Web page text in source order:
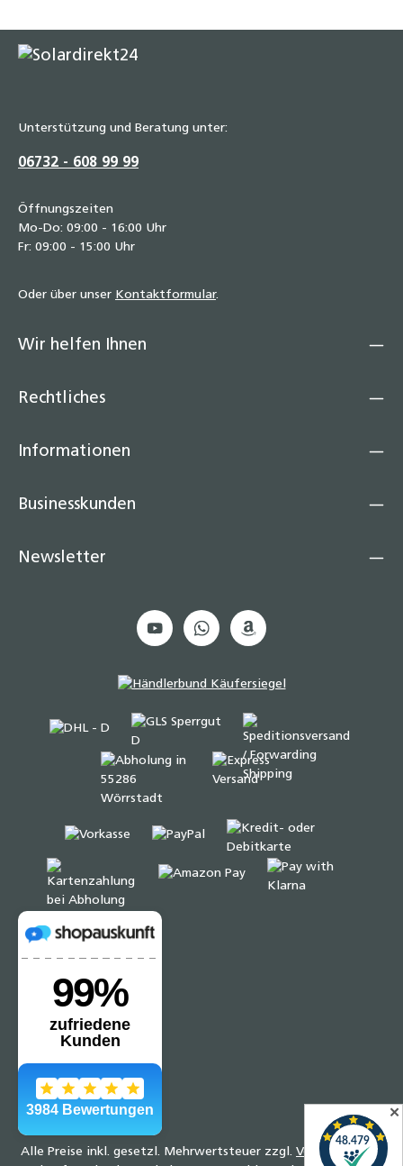
Unterstützung und Beratung unter:
06732 - 608 99 99
Öffnungszeiten
Mo-Do: 09:00 - 16:00 Uhr
Fr: 09:00 - 15:00 Uhr
Oder über unser Kontaktformular.
Wir helfen Ihnen
Rechtliches
Informationen
Businesskunden
Newsletter
Alle Preise inkl. gesetzl. Mehrwertsteuer zzgl. Versandkosten
✕